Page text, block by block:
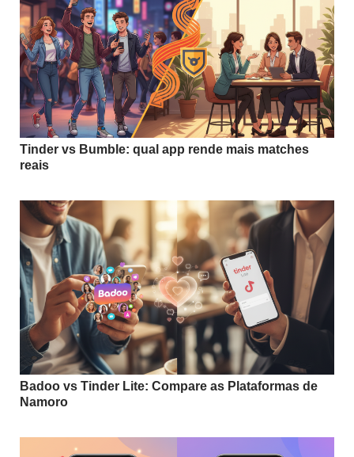
Tinder vs Bumble: qual app rende mais matches
reais
Badoo vs Tinder Lite: Compare as Plataformas de
Namoro